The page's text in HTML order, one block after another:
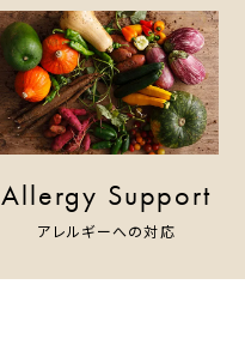
Allergy Support
アレルギーへの対応